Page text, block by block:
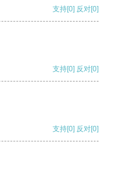
支持[0] 反对[0]
支持[0] 反对[0]
支持[0] 反对[0]